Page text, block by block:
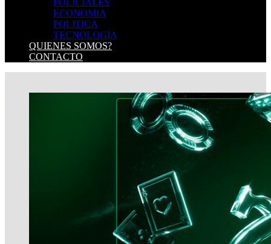
POLICIALES
ECONOMIA
POLITICA
TECNOLOGIA
QUIENES SOMOS?
CONTACTO